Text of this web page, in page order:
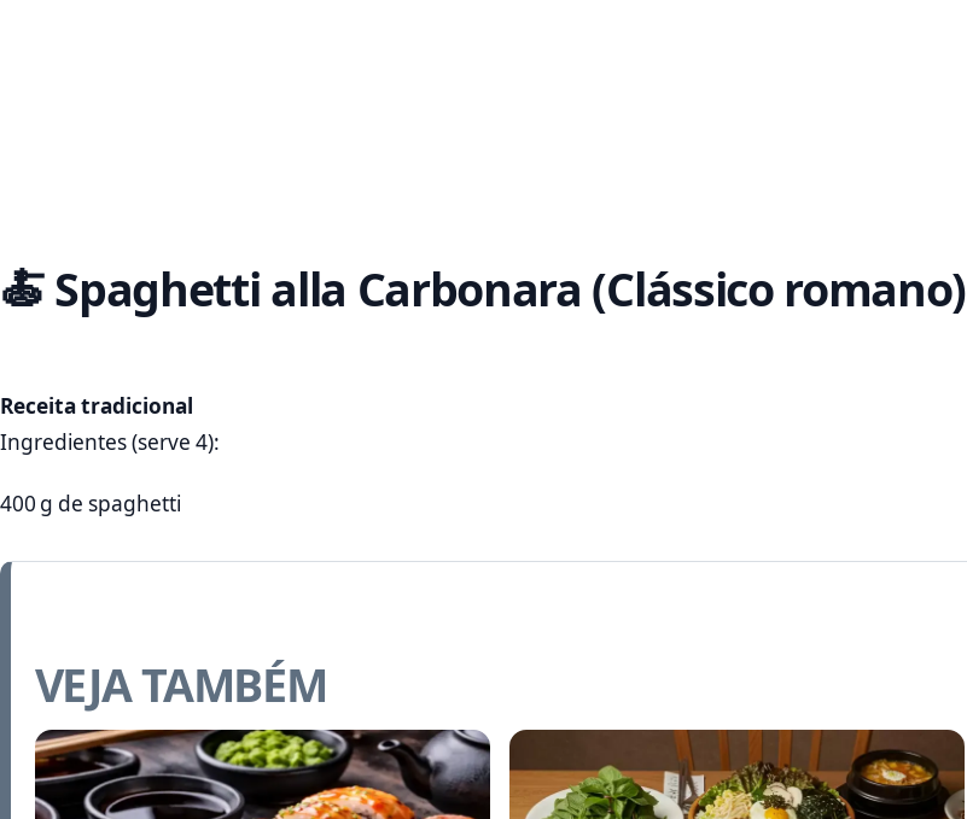
🍝 Spaghetti alla Carbonara (Clássico romano)
Receita tradicional
Ingredientes (serve 4):
400 g de spaghetti
VEJA TAMBÉM